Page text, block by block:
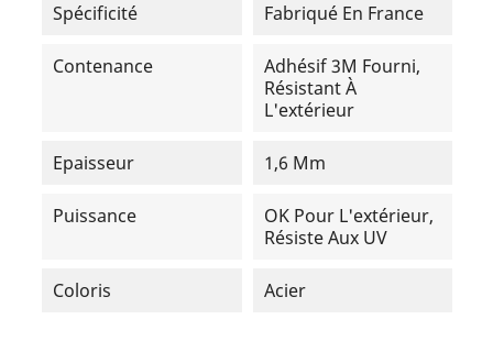
Spécificité Fabriqué En France
Contenance
Adhésif 3M Fourni,
Résistant À
L'extérieur
Epaisseur 1,6 Mm
Puissance
OK Pour L'extérieur,
Résiste Aux UV
Coloris Acier